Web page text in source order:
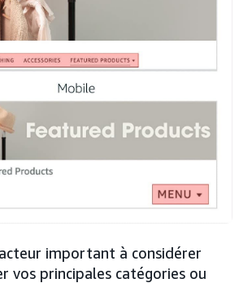
important à considérer
vos principales catégories ou